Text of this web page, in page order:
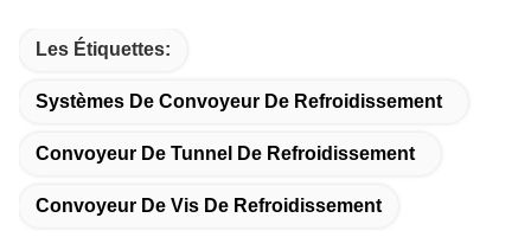
Les Étiquettes:
Systèmes De Convoyeur De Refroidissement
Convoyeur De Tunnel De Refroidissement
Convoyeur De Vis De Refroidissement